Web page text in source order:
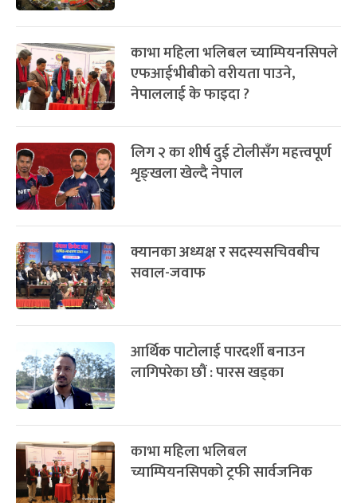
काभा महिला भलिबल च्याम्पियनसिपले
एफआईभीबीको वरीयता पाउने,
नेपाललाई के फाइदा ?
लिग २ का शीर्ष दुई टोलीसँग महत्त्वपूर्ण
शृङ्खला खेल्दै नेपाल
क्यानका अध्यक्ष र सदस्यसचिवबीच
सवाल-जवाफ
आर्थिक पाटोलाई पारदर्शी बनाउन
लागिपरेका छौं : पारस खड्का
काभा महिला भलिबल
च्याम्पियनसिपको ट्रफी सार्वजनिक